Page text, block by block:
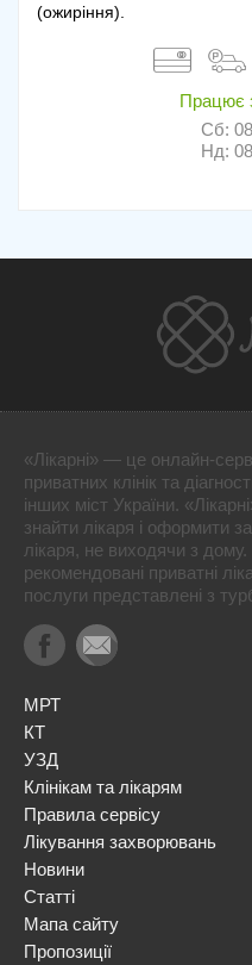
(ожиріння).
Працює
Сб:
Нд:
«Лікарні» — це онлайн-
приватних клінік та
інших міст України.
знайти лікаря і оформити
лікаря, не виходячи з дому.
рекомендовані приватні
послуги представлені з
МРТ
КТ
УЗД
Клінікам та лікарям
Правила сервісу
Лікування захворювань
Новини
Статті
Мапа сайту
Пропозиції